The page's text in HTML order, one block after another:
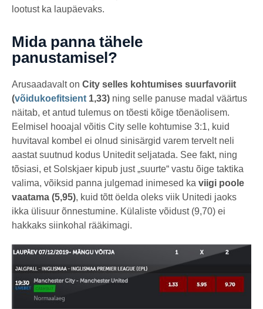
lootust ka laupäevaks.
Mida panna tähele
panustamisel?
Arusaadavalt on City selles kohtumises suurfavoriit
(võidukoefitsient 1,33) ning selle panuse madal väärtus
näitab, et antud tulemus on tõesti kõige tõenäolisem.
Eelmisel hooajal võitis City selle kohtumise 3:1, kuid
huvitaval kombel ei olnud sinisärgid varem tervelt neli
aastat suutnud kodus Unitedit seljatada. See fakt, ning
tõsiasi, et Solskjaer kipub just „suurte“ vastu õige taktika
valima, võiksid panna julgemad inimesed ka viigi poole
vaatama (5,95), kuid tõtt öelda oleks viik Unitedi jaoks
ikka ülisuur õnnestumine. Külaliste võidust (9,70) ei
hakkaks siinkohal rääkimagi.